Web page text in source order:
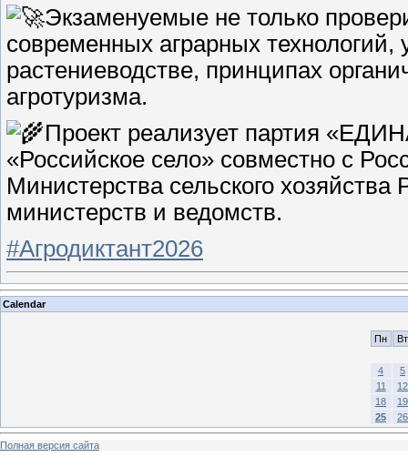
Экзаменуемые не только
современных аграрных технологий,
растениеводстве, принципах
агротуризма.
Проект реализует партия
«Российское село» совместно с
Министерства сельского
министерств и ведомств.
#Агродиктант2026
Calendar
Пн Вт
4
5
11
12
18
19
25
26
Полная версия сайта